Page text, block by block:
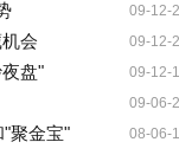
09-12-
09-12-
会
09-12-
盘"
09-06-
08-06-
聚金宝"